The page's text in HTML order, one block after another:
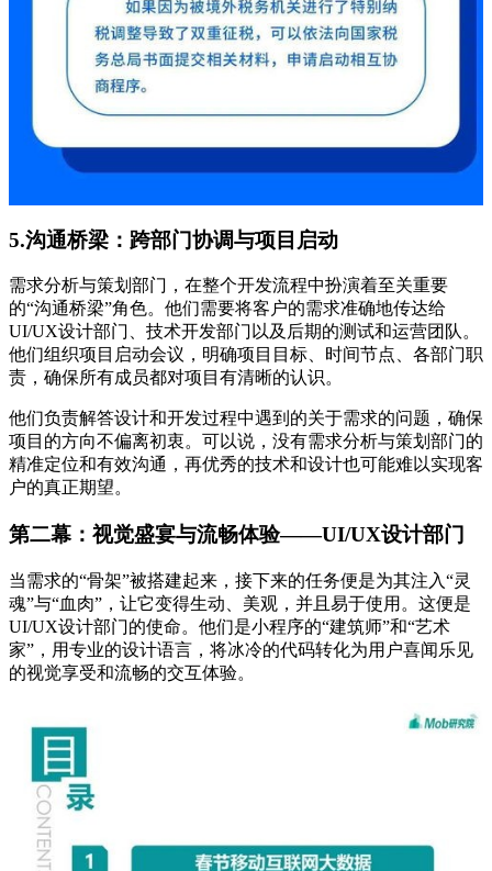
5.沟通桥梁：跨部门协调与项目启动
需求分析与策划部门，在整个开发流程中扮演着至关重要
的“沟通桥梁”角色。他们需要将客户的需求准确地传达给
UI/UX设计部门、技术开发部门以及后期的测试和运营团队。
他们组织项目启动会议，明确项目目标、时间节点、各部门职
责，确保所有成员都对项目有清晰的认识。
他们负责解答设计和开发过程中遇到的关于需求的问题，确保
项目的方向不偏离初衷。可以说，没有需求分析与策划部门的
精准定位和有效沟通，再优秀的技术和设计也可能难以实现客
户的真正期望。
第二幕：视觉盛宴与流畅体验——UI/UX设计部门
当需求的“骨架”被搭建起来，接下来的任务便是为其注入“灵
魂”与“血肉”，让它变得生动、美观，并且易于使用。这便是
UI/UX设计部门的使命。他们是小程序的“建筑师”和“艺术
家”，用专业的设计语言，将冰冷的代码转化为用户喜闻乐见
的视觉享受和流畅的交互体验。